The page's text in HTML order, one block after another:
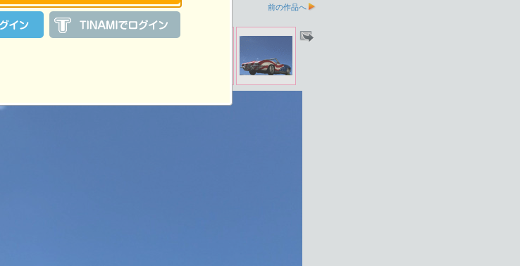
chilidogさんの投稿作品一覧 前の作品へ